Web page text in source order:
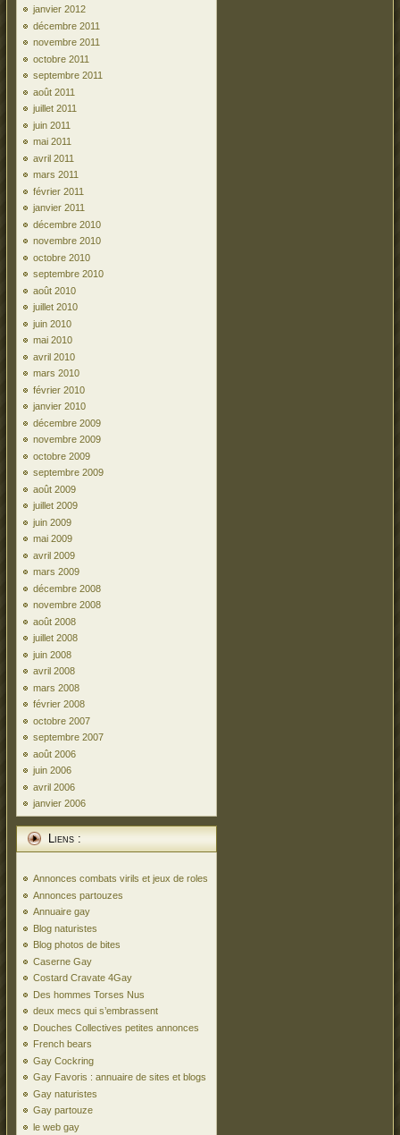
janvier 2012
décembre 2011
novembre 2011
octobre 2011
septembre 2011
août 2011
juillet 2011
juin 2011
mai 2011
avril 2011
mars 2011
février 2011
janvier 2011
décembre 2010
novembre 2010
octobre 2010
septembre 2010
août 2010
juillet 2010
juin 2010
mai 2010
avril 2010
mars 2010
février 2010
janvier 2010
décembre 2009
novembre 2009
octobre 2009
septembre 2009
août 2009
juillet 2009
juin 2009
mai 2009
avril 2009
mars 2009
décembre 2008
novembre 2008
août 2008
juillet 2008
juin 2008
avril 2008
mars 2008
février 2008
octobre 2007
septembre 2007
août 2006
juin 2006
avril 2006
janvier 2006
Liens :
Annonces combats virils et jeux de roles
Annonces partouzes
Annuaire gay
Blog naturistes
Blog photos de bites
Caserne Gay
Costard Cravate 4Gay
Des hommes Torses Nus
deux mecs qui s’embrassent
Douches Collectives petites annonces
French bears
Gay Cockring
Gay Favoris : annuaire de sites et blogs
Gay naturistes
Gay partouze
le web gay